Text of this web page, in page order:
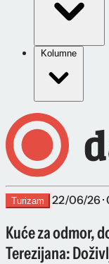
Kolumne
Turizam 22/06/26 ·
Kuće za odmor,
Terezijana: